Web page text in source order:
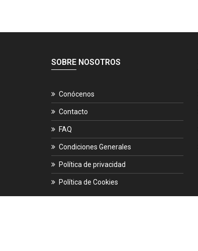
SOBRE NOSOTROS
Conócenos
Contacto
FAQ
Condiciones Generales
Política de privacidad
Política de Cookies